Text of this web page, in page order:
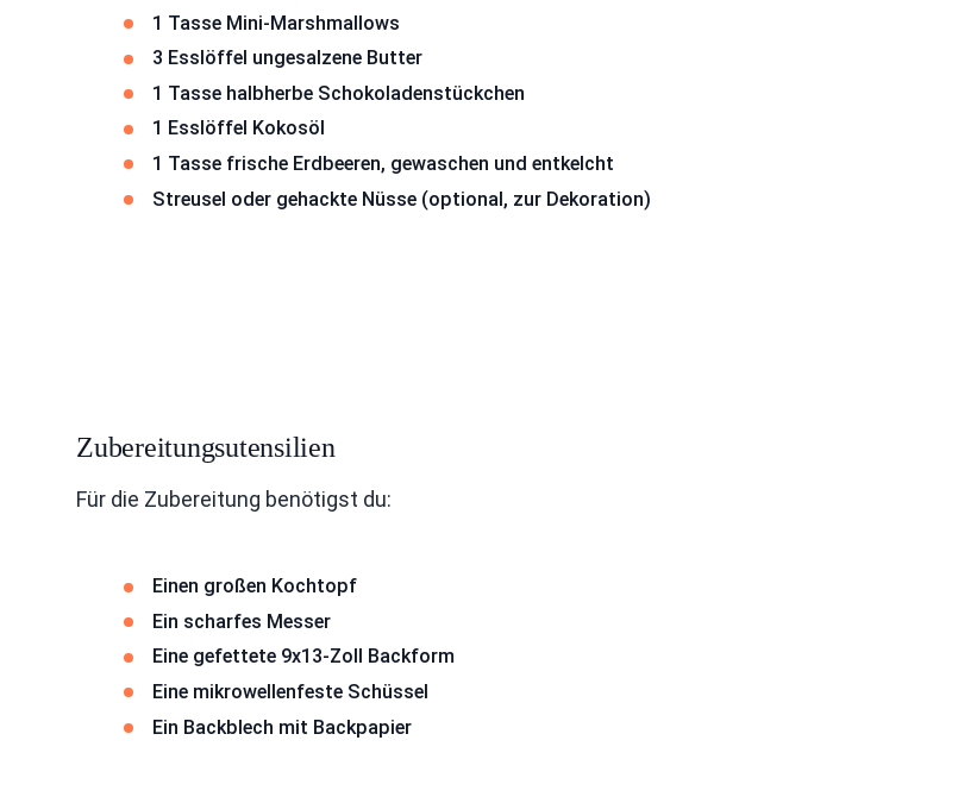
1 Tasse Mini-Marshmallows
3 Esslöffel ungesalzene Butter
1 Tasse halbherbe Schokoladenstückchen
1 Esslöffel Kokosöl
1 Tasse frische Erdbeeren, gewaschen und entkelcht
Streusel oder gehackte Nüsse (optional, zur Dekoration)
Zubereitungsutensilien
Für die Zubereitung benötigst du:
Einen großen Kochtopf
Ein scharfes Messer
Eine gefettete 9x13-Zoll Backform
Eine mikrowellenfeste Schüssel
Ein Backblech mit Backpapier